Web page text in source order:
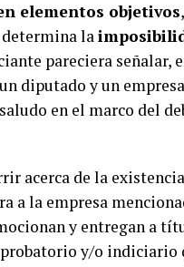
elementos objetivos
determina la
pareciera señalar,
diputado y un
en el marco del
acerca de la
a la empresa
y entregan a
y/o indiciario